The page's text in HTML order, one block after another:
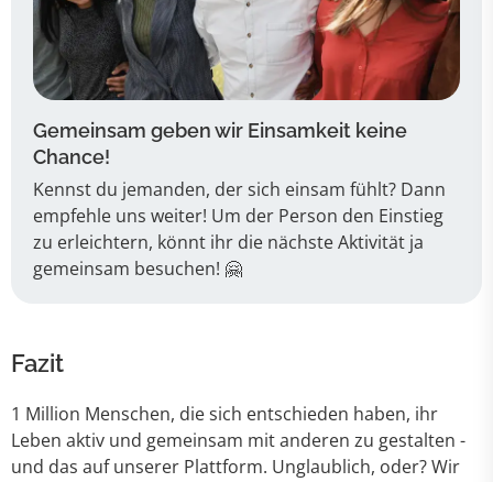
Gemeinsam geben wir Einsamkeit keine
Chance!
Kennst du jemanden, der sich einsam fühlt? Dann
empfehle uns weiter! Um der Person den Einstieg
zu erleichtern, könnt ihr die nächste Aktivität ja
gemeinsam besuchen! 🤗
Fazit
1 Million Menschen, die sich entschieden haben, ihr
Leben aktiv und gemeinsam mit anderen zu gestalten -
und das auf unserer Plattform. Unglaublich, oder? Wir